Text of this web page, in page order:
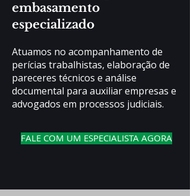
embasamento
especializado
Atuamos no acompanhamento de
perícias trabalhistas, elaboração de
pareceres técnicos e análise
documental para auxiliar empresas e
advogados em processos judiciais.
FALE COM UM ESPECIALISTA AGORA